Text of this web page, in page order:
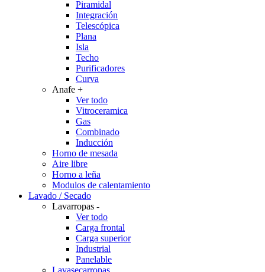
Piramidal
Integración
Telescópica
Plana
Isla
Techo
Purificadores
Curva
Anafe +
Ver todo
Vitroceramica
Gas
Combinado
Inducción
Horno de mesada
Aire libre
Horno a leña
Modulos de calentamiento
Lavado / Secado
Lavarropas -
Ver todo
Carga frontal
Carga superior
Industrial
Panelable
Lavasecarropas